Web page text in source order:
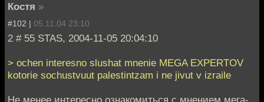
Костя »
#102 | 05.11.04 23:10
2 # 55 STAS, 2004-11-05 20:04:10
> ochen interesno slushat mnenie MEGA EXPERTOV
kotorie sochustvuut palestintzam i ne jivut v izraile
Не менее интересно ознакомиться с мнением мега-